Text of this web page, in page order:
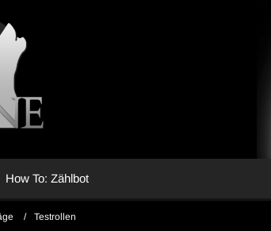
How To: Zählbot
Testrollen